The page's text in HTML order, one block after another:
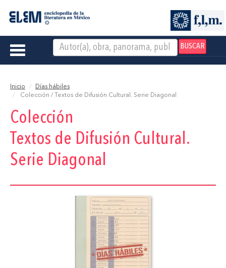
BUSCAR
Toggle
Inicio
Días hábiles
Colección / Textos de Difusión Cultural. Serie Diagonal
Colección
Textos de Difusión Cultural.
Serie Diagonal